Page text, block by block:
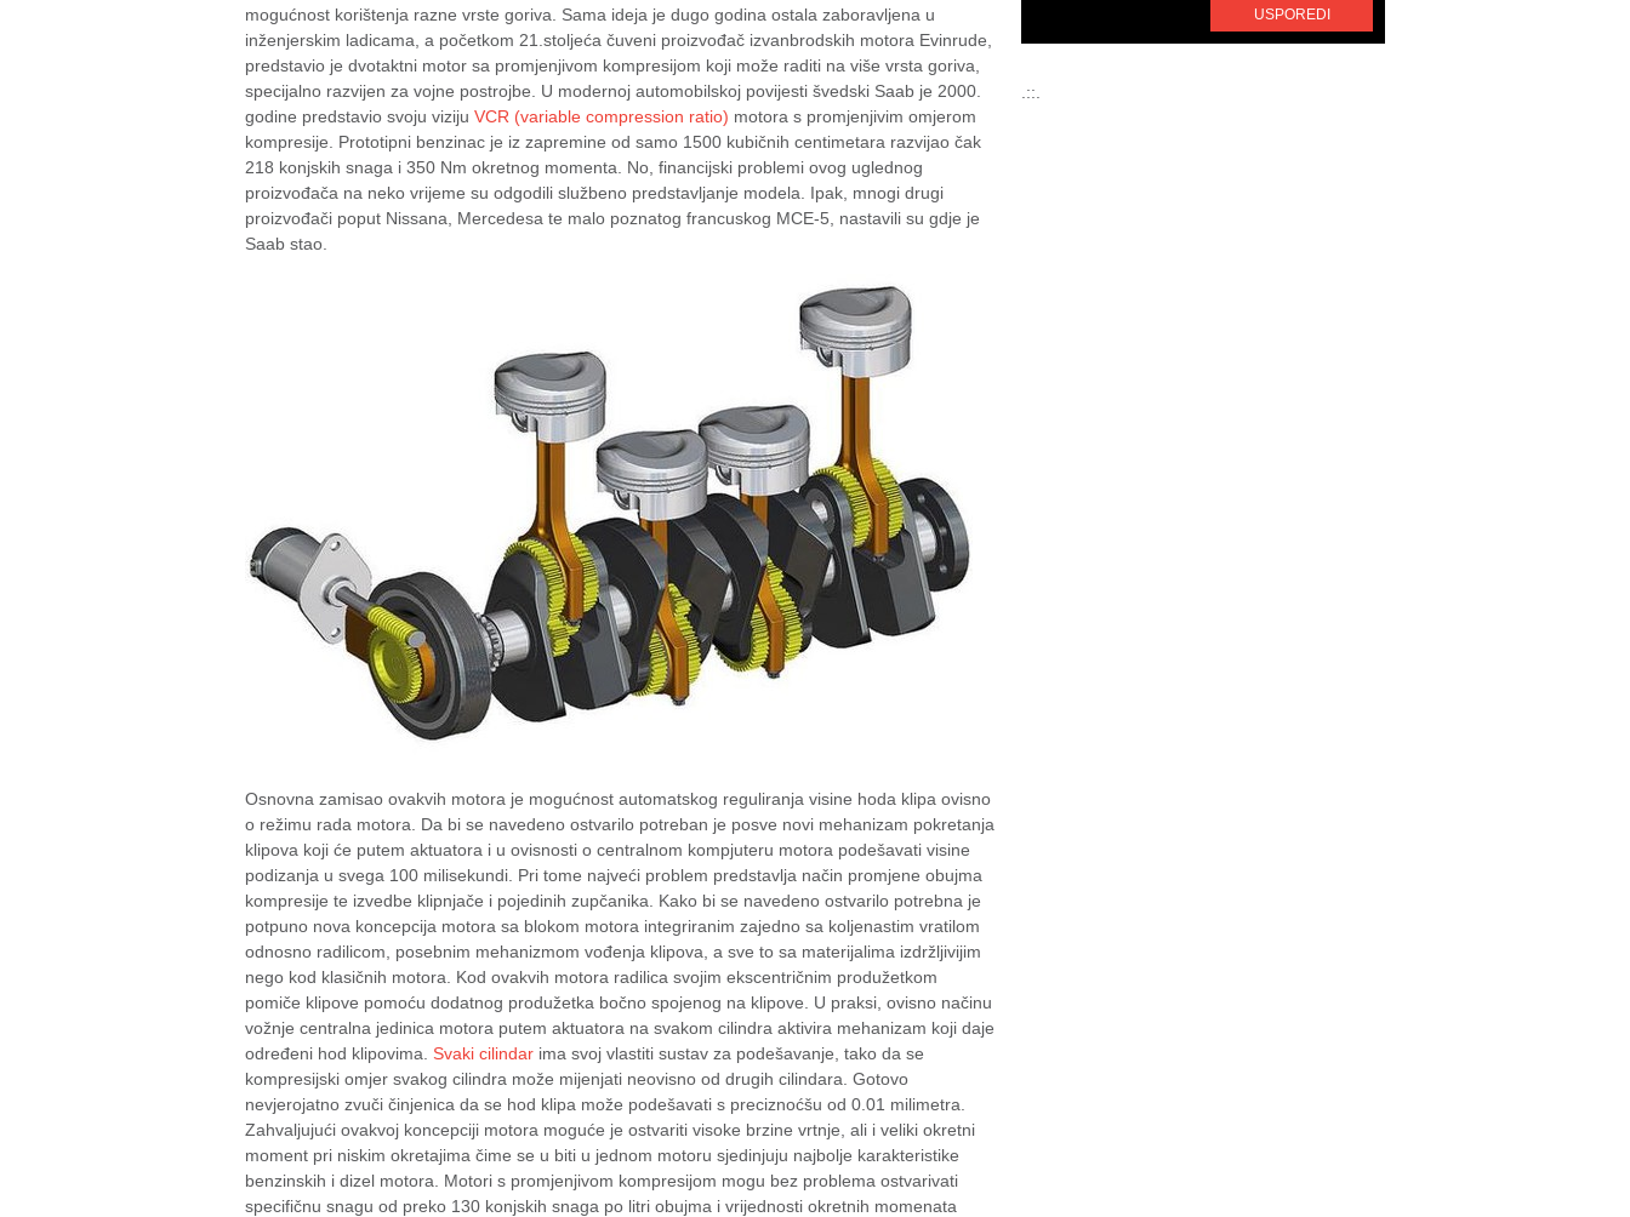
mogućnost korištenja razne vrste goriva. Sama ideja je dugo godina ostala zaboravljena u
inženjerskim ladicama, a početkom 21.stoljeća čuveni proizvođač izvanbrodskih motora Evinrude,
predstavio je dvotaktni motor sa promjenjivom kompresijom koji može raditi na više vrsta goriva,
specijalno razvijen za vojne postrojbe. U modernoj automobilskoj povijesti švedski Saab je 2000.
godine predstavio svoju viziju VCR (variable compression ratio) motora s promjenjivim omjerom
kompresije. Prototipni benzinac je iz zapremine od samo 1500 kubičnih centimetara razvijao čak
218 konjskih snaga i 350 Nm okretnog momenta. No, financijski problemi ovog uglednog
proizvođača na neko vrijeme su odgodili službeno predstavljanje modela. Ipak, mnogi drugi
proizvođači poput Nissana, Mercedesa te malo poznatog francuskog MCE-5, nastavili su gdje je
Saab stao.
Osnovna zamisao ovakvih motora je mogućnost automatskog reguliranja visine hoda klipa ovisno
o režimu rada motora. Da bi se navedeno ostvarilo potreban je posve novi mehanizam pokretanja
klipova koji će putem aktuatora i u ovisnosti o centralnom kompjuteru motora podešavati visine
podizanja u svega 100 milisekundi. Pri tome najveći problem predstavlja način promjene obujma
kompresije te izvedbe klipnjače i pojedinih zupčanika. Kako bi se navedeno ostvarilo potrebna je
potpuno nova koncepcija motora sa blokom motora integriranim zajedno sa koljenastim vratilom
odnosno radilicom, posebnim mehanizmom vođenja klipova, a sve to sa materijalima izdržljivijim
nego kod klasičnih motora. Kod ovakvih motora radilica svojim ekscentričnim produžetkom
pomiče klipove pomoću dodatnog produžetka bočno spojenog na klipove. U praksi, ovisno načinu
vožnje centralna jedinica motora putem aktuatora na svakom cilindra aktivira mehanizam koji daje
određeni hod klipovima. Svaki cilindar ima svoj vlastiti sustav za podešavanje, tako da se
kompresijski omjer svakog cilindra može mijenjati neovisno od drugih cilindara. Gotovo
nevjerojatno zvuči činjenica da se hod klipa može podešavati s preciznoćšu od 0.01 milimetra.
Zahvaljujući ovakvoj koncepciji motora moguće je ostvariti visoke brzine vrtnje, ali i veliki okretni
moment pri niskim okretajima čime se u biti u jednom motoru sjedinjuju najbolje karakteristike
benzinskih i dizel motora. Motori s promjenjivom kompresijom mogu bez problema ostvarivati
specifičnu snagu od preko 130 konjskih snaga po litri obujma i vrijednosti okretnih momenata
USPOREDI
.::.